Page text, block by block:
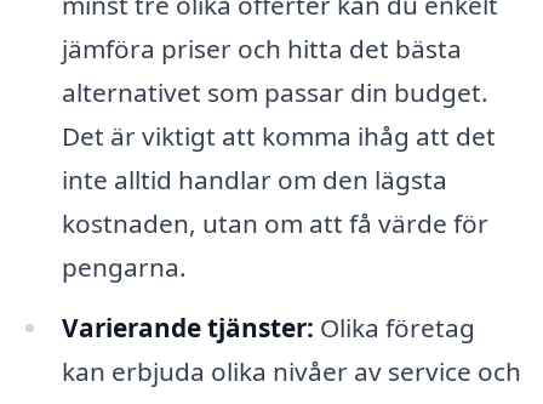
jämföra priser och hitta det bästa
alternativet som passar din budget.
Det är viktigt att komma ihåg att det
inte alltid handlar om den lägsta
kostnaden, utan om att få värde för
pengarna.
Varierande tjänster: Olika företag
kan erbjuda olika nivåer av service och